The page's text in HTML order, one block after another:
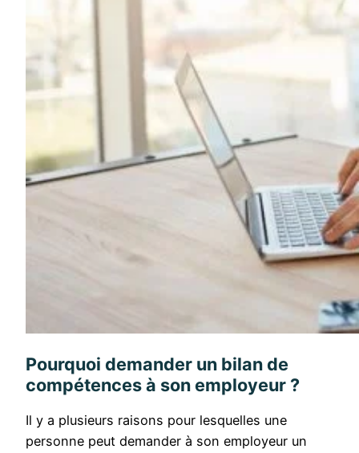
Pourquoi demander un bilan de
compétences à son employeur ?
Il y a plusieurs raisons pour lesquelles une
personne peut demander à son employeur un